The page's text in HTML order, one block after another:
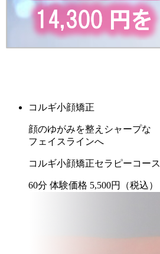
コルギ小顔矯正
顔のゆがみを整えシャープな
フェイスラインへ
コルギ小顔矯正セラピーコース
60分 体験価格 5,500円 （税込）